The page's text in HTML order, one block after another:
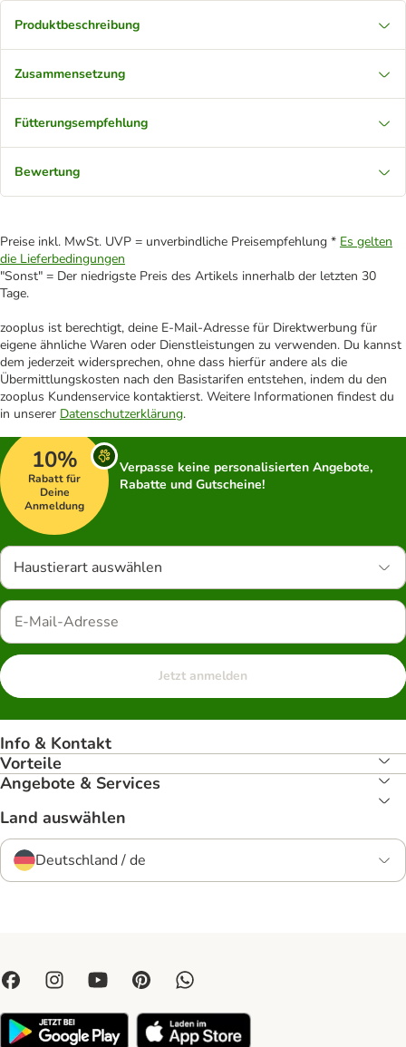
Produktbeschreibung
Zusammensetzung
Fütterungsempfehlung
Bewertung
Preise inkl. MwSt. UVP = unverbindliche Preisempfehlung * Es gelten
die Lieferbedingungen
"Sonst" = Der niedrigste Preis des Artikels innerhalb der letzten 30
Tage.
zooplus ist berechtigt, deine E-Mail-Adresse für Direktwerbung für
eigene ähnliche Waren oder Dienstleistungen zu verwenden. Du kannst
dem jederzeit widersprechen, ohne dass hierfür andere als die
Übermittlungskosten nach den Basistarifen entstehen, indem du den
zooplus Kundenservice kontaktierst. Weitere Informationen findest du
in unserer Datenschutzerklärung.
10%
Rabatt für
Deine
Anmeldung
Verpasse keine personalisierten Angebote,
Rabatte und Gutscheine!
Haustierart auswählen
Jetzt anmelden
Info & Kontakt
Vorteile
Angebote & Services
Land auswählen
Deutschland / de